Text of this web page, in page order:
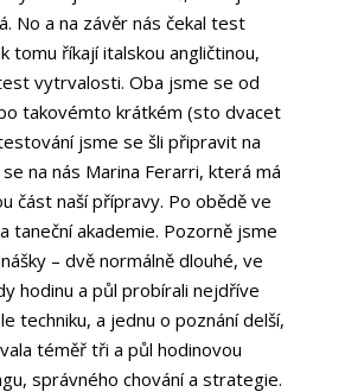
No a na závěr nás čekal test
tomu říkají italskou angličtinou,
vytrvalosti. Oba jsme se od
takovémto krátkém (sto dvacet
jsme se šli připravit na
na nás Marina Ferarri, která má
část naší přípravy. Po obědě ve
taneční akademie. Pozorně jsme
– dvě normálně dlouhé, ve
hodinu a půl probírali nejdříve
techniku, a jednu o poznání delší,
téměř tři a půl hodinovou
správného chování a strategie.